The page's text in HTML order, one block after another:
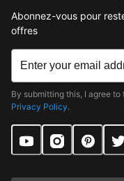
Abonnez-vous pour
offres
By submitting this, I agree to
Privacy Policy.